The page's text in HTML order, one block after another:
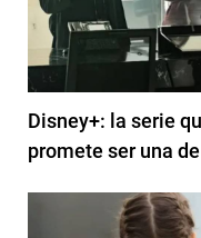
Disney+: la serie
promete ser una